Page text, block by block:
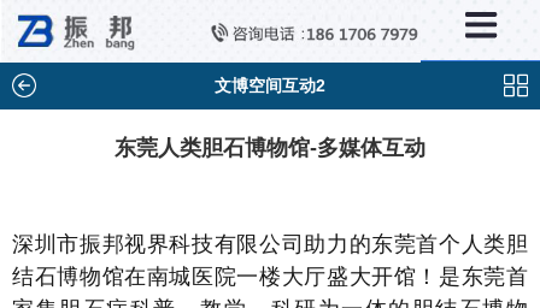
文博空间互动2
东莞人类胆石博物馆-多媒体互动
深圳市振邦视界科技有限公司助力的东莞首个人类胆
结石博物馆在南城医院一楼大厅盛大开馆！是东莞首
新闻中心
×
公司新闻
行业新闻
百科知识